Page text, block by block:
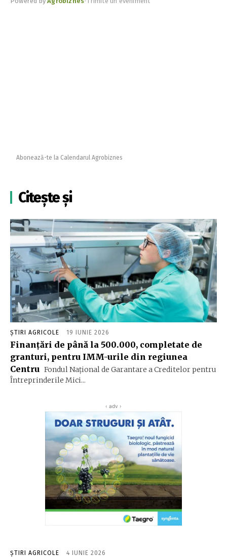
Abonează-te la Calendarul Agrobiznes
Citește și
ȘTIRI AGRICOLE 19 IUNIE 2026
Finanţări de până la 500.000, completate de
granturi, pentru IMM-urile din regiunea
Centru Fondul Naţional de Garantare a Creditelor pentru
Întreprinderile Mici...
‹ adv ›
ȘTIRI AGRICOLE 4 IUNIE 2026